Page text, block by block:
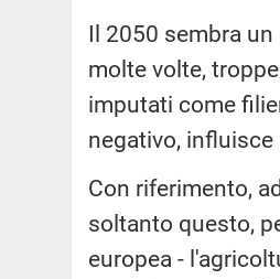
Il 2050 sembra
molte volte,
imputati come
negativo,
Con riferimento,
soltanto questo,
europea -